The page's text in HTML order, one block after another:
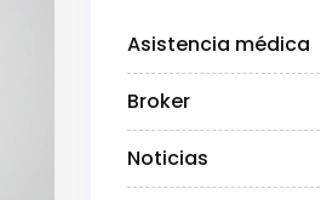
Asistencia médica
Broker
Noticias